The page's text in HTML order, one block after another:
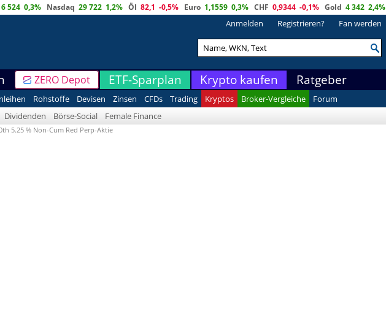
6 524 0,3% Nasdaq 29 722 1,2% Öl 82,1 -0,5% Euro 1,1559 0,3% CHF 0,9344 -0,1% Gold 4 342 2,4%
Anmelden Registrieren? Fan werden
ZERO Depot ETF-Sparplan Krypto kaufen Ratgeber
Rohstoffe Devisen Zinsen CFDs Trading Kryptos Broker-Vergleiche
Forum
Dividenden Börse-Social Female Finance
5.25 % Non-Cum Red Perp-Aktie